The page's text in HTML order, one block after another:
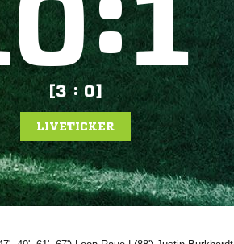
:
[3 : 0]
LIVETICKER